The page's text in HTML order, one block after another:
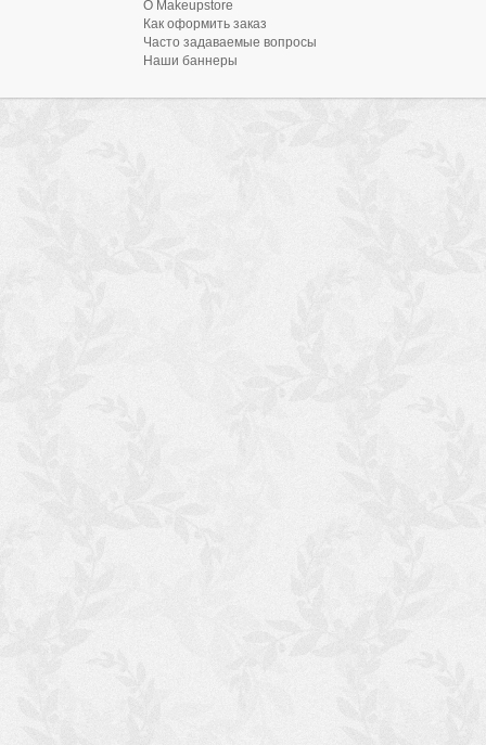
О Makeupstore
Как оформить заказ
Часто задаваемые вопросы
Наши баннеры